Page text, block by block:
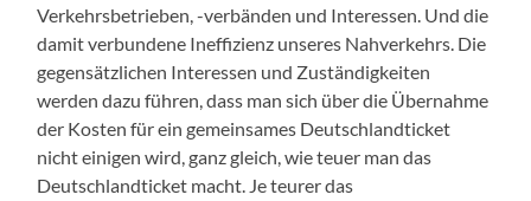
Verkehrsbetrieben, -verbänden und Interessen. Und die
damit verbundene Ineffizienz unseres Nahverkehrs. Die
gegensätzlichen Interessen und Zuständigkeiten
werden dazu führen, dass man sich über die Übernahme
der Kosten für ein gemeinsames Deutschlandticket
nicht einigen wird, ganz gleich, wie teuer man das
Deutschlandticket macht. Je teurer das